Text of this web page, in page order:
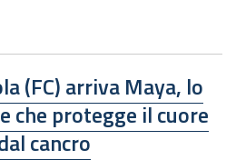
(FC) arriva Maya, lo
che protegge il cuore
cancro